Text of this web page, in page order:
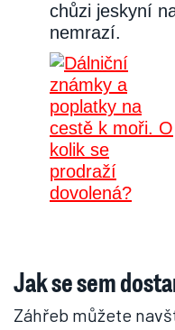
chůzi jeskyní
nemrazí.
Jak se sem
Záhřeb můžete